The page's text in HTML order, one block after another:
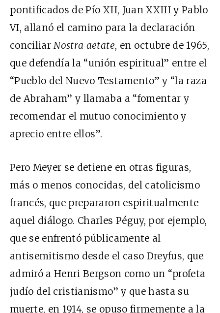
pontificados de Pío XII, Juan XXIII y Pablo
VI, allanó el camino para la declaración
conciliarNostra aetate, en octubre de 1965,
que defendía la “unión espiritual” entre el
“Pueblo del Nuevo Testamento” y “la raza
de Abraham” y llamaba a “fomentar y
recomendar el mutuo conocimiento y
aprecio entre ellos”.
Pero Meyer se detiene en otras figuras,
más o menos conocidas, del catolicismo
francés, que prepararon espiritualmente
aquel diálogo. Charles Péguy, por ejemplo,
que se enfrentó públicamente al
antisemitismo desde el caso Dreyfus, que
admiró a Henri Bergson como un “profeta
judío del cristianismo” y que hasta su
muerte, en 1914, se opuso firmemente a la